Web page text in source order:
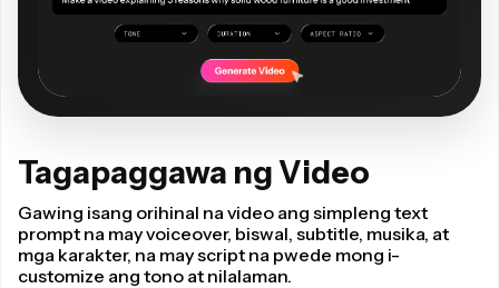
Tagapaggawa ng Video
Gawing isang orihinal na video ang simpleng text
prompt na may voiceover, biswal, subtitle, musika, at
mga karakter, na may script na pwede mong i-
customize ang tono at nilalaman.